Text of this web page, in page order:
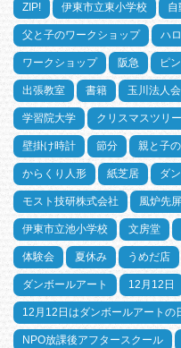
ZIP! 伊東市立東小学校 自
父と子のワークショップ ハ
ワークショップ 阪急 ピ
出張教室 書籍 玉川法人会
学習院大学 クリスマスツリー
壁掛け時計 節分 親と子
からくり人形 紙芝居 ダ
モスト技研株式会社 風炉先
伊東市立池小学校 文房堂
体験会 夏休み うめだ店
ダンボールアート 12月12日
12月12日はダンボールアートの
NPO放課後アフタースクール